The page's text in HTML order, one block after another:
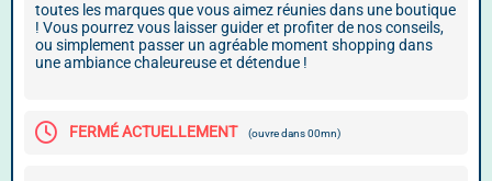
toutes les marques que vous aimez réunies dans une boutique
! Vous pourrez vous laisser guider et profiter de nos conseils,
ou simplement passer un agréable moment shopping dans
une ambiance chaleureuse et détendue !
FERMÉ ACTUELLEMENT (ouvre dans 00mn)